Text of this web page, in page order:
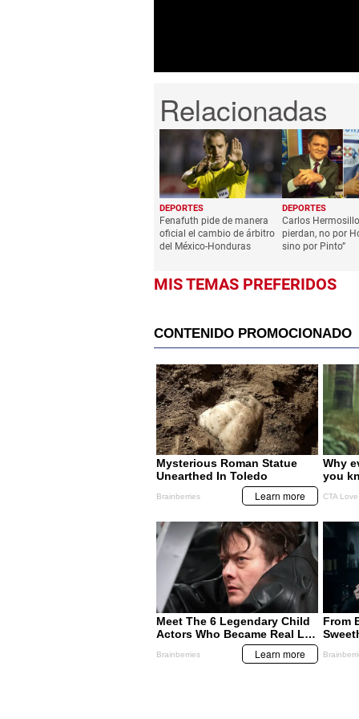
DEPORTES
Fenafuth pide de manera
oficial el cambio de árbitro
del México-Honduras
DEPORTES
Carlos
pierdan, no por
sino por Pinto”
MIS TEMAS PREFERIDOS